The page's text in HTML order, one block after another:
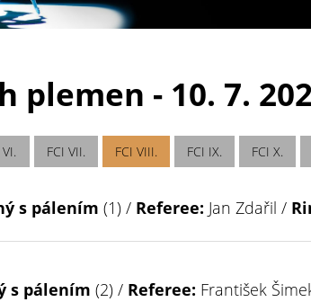
plemen - 10. 7.
FCI VII. FCI VIII. FCI IX. FCI X.
s pálením (1) / Referee: Jan Zdařil /
s pálením (2) / Referee: František